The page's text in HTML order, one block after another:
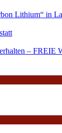
Lithium“ in
–